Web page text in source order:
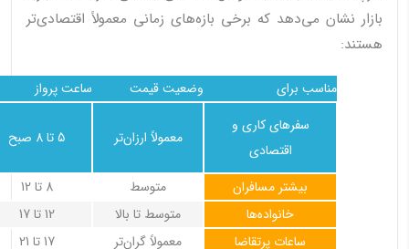
بازار نشان می‌دهد که برخی بازه‌های زمانی معمولاً اقتصادی‌تر
هستند:
ساعت پرواز وضعیت قیمت مناسب برای
5 تا 8 صبح معمولاً ارزان‌تر
سفرهای کاری و
اقتصادی
8 تا 12
متوسط
بیشتر مسافران
12 تا 17
متوسط تا بالا
خانواده‌ها
17 تا 21
معمولاً گران‌تر
ساعات پرتقاضا